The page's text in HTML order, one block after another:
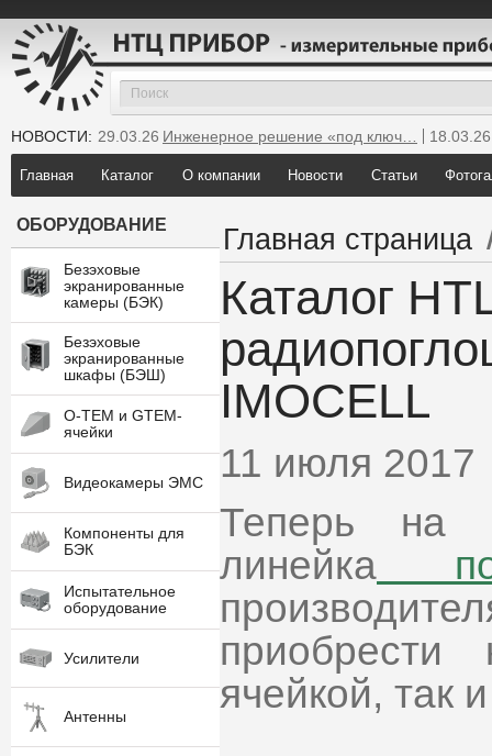
НОВОСТИ: 29.03.26 Инженерное решение «под ключ…
18.03.26
25.12.25Мы инсталлировали новую GTEM…
Главная Каталог О компании Новости Статьи
ОБОРУДОВАНИЕ
Безэховые
экранированные
камеры (БЭК)
Безэховые
экранированные
шкафы (БЭШ)
O-TEM и GTEM-
ячейки
Видеокамеры ЭМС
Компоненты для
БЭК
Испытательное
оборудование
Усилители
Антенны
Главная страница
Каталог
IMOCELL
11 июля 2017
Теперь на
линейка
ячейкой, так